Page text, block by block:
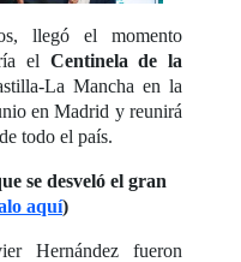
llegó el momento
el Centinela de la
La Mancha en la
en Madrid y reunirá
todo el país.
se desveló el gran
aquí)
Hernández fueron